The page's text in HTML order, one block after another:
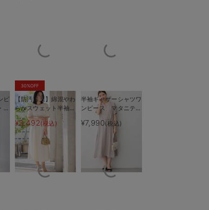
ピ
授
30%OFF
【防汚加工】綿混やわ
らかスウェット半袖フ
レアワンピース マタ
ニティ・産後【出産後
も長く使える】
¥3,492(税込)
半袖ギャザーシャツワ
ンピース マタニテ
ィ・産後授乳服【出産
後も長く使える】
¥7,990(税込)